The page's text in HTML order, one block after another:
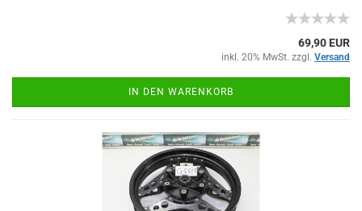
69,90 EUR
inkl. 20% MwSt. zzgl. Versand
IN DEN WARENKORB